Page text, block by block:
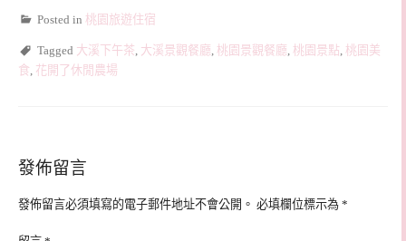
Posted in 桃園旅遊住宿
Tagged 大溪下午茶 大溪景觀餐廳 桃園景觀餐廳 桃園景點 桃園美
食 花開了休閒農場
發佈留言
發佈留言必須填寫的電子郵件地址不會公開。 必填欄位標示為 *